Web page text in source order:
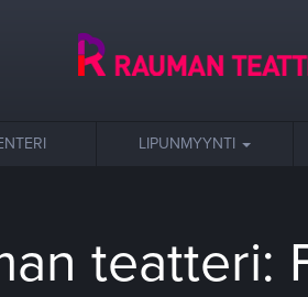
LIPUNMYYNTI
teatteri: